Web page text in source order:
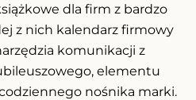
dla firm z bardzo
z nich kalendarz firmowy
komunikacji z
elementu
nośnika marki.